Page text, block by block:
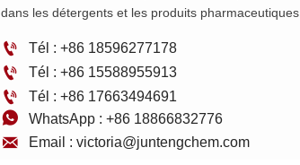
dans les détergents et les produits pharmaceutiques.
 Tél : +86 18596277178
 Tél : +86 15588955913
 Tél : +86 17663494691
 WhatsApp : +86 18866832776
 Email : victoria@juntengchem.com